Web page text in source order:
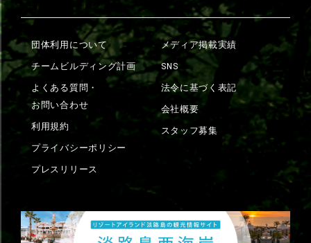
団体利用について
チームビルディング計画
よくある質問・
お問い合わせ
利用規約
プライバシーポリシー
プレスリリース
メディア掲載実績
SNS
法令に基づく表記
会社概要
スタッフ募集